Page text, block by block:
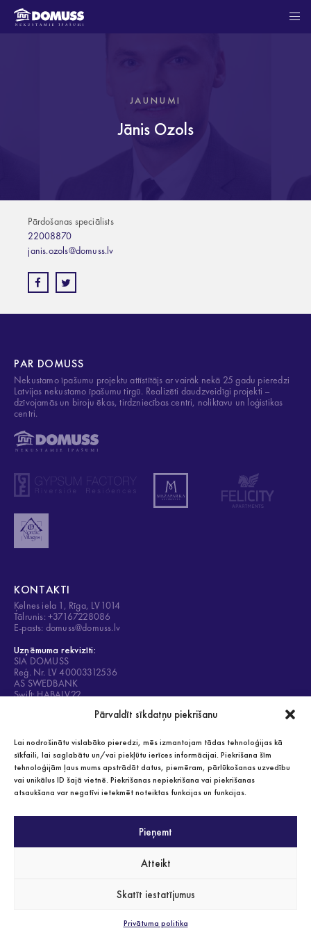
Pārvaldīt sīkdatņu piekrišanu
Lai nodrošinātu vislabāko pieredzi, mēs izmantojam tādas tehnoloģijas kā
sīkfaili, lai saglabātu un/vai piekļūtu ierīces informācijai. Piekrišana šīm
tehnoloģijām ļaus mums apstrādāt datus, piemēram, pārlūkošanas uzvedību
vai unikālus ID šajā vietnē. Piekrišanas nepiekrišana vai piekrišanas
atsaukšana var negatīvi ietekmēt noteiktas funkcijas un funkcijas.
Pieņemt
Atteikt
Skatīt iestatījumus
Privātuma politika
JAUNUMI
Jānis Ozols
Pārdošanas speciālists
22008870
janis.ozols@domuss.lv
PAR DOMUSS
Nekustamo īpašumu projektu attīstītājs ar vairāk nekā 25 gadu pieredzi
Latvijas nekustamo īpašumu tirgū. Realizēti daudzveidīgi projekti –
dzīvojamās un biroju ēkas, tirdzniecības centri, noliktavu un loģistikas
centri.
KONTAKTI
Ķelnes iela 1, Rīga, LV1014
Tālrunis: +37167228086
E-pasts: domuss@domuss.lv
Uzņēmuma rekvizīti:
SIA DOMUSS
Reģ. Nr. LV 40003312536
AS SWEDBANK
Swift: HABALV22
Privātuma politika
Visas tiesības aizsargātas 2021